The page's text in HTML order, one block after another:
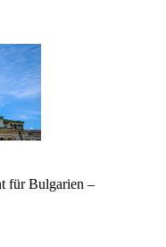
für Bulgarien –